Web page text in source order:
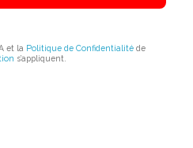
et la Politique de Confidentialitéde
s’appliquent.